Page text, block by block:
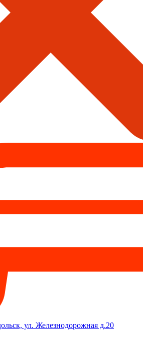
ул. Железнодорожная д.20